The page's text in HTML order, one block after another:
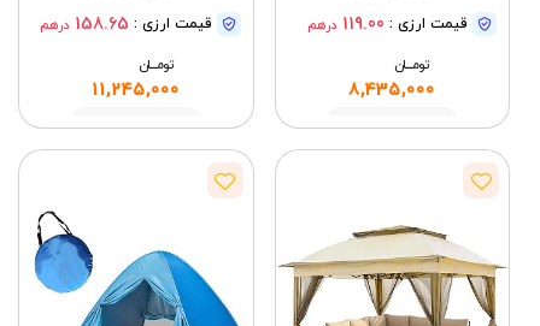
قیمت ارزی : 119.00 درهم
تومــــــان
8,435,000
مشاهده
خلوت
قیمت ارزی : 158.65 درهم
تومــــــان
11,245,000
مشاهده